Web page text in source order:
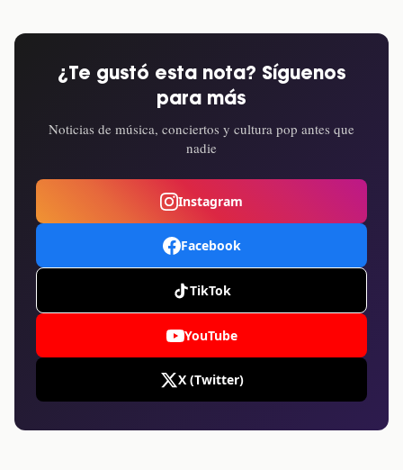
¿Te gustó esta nota? Síguenos
para más
Noticias de música, conciertos y cultura pop antes que
nadie
Instagram
Facebook
TikTok
YouTube
X (Twitter)